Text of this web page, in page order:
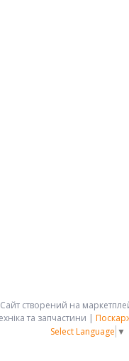
Сайт створений на
АРК-ГРУПП - сільськогосподарська техніка та запчастини |
Select Language ▼